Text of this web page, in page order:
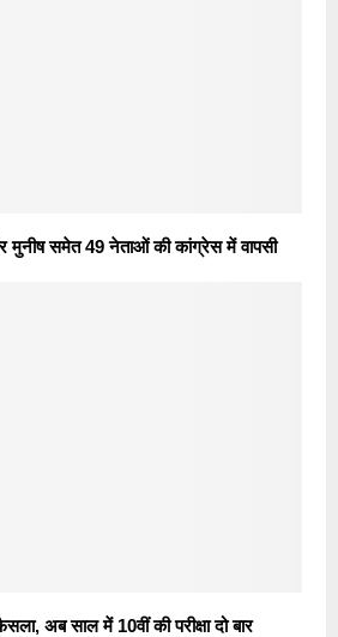
मुनीष समेत 49 नेताओं की कांग्रेस में वापसी
अब साल में 10वीं की परीक्षा दो बार